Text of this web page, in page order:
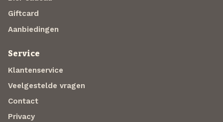
Giftcard
Aanbiedingen
Service
Klantenservice
Veelgestelde vragen
Contact
Privacy